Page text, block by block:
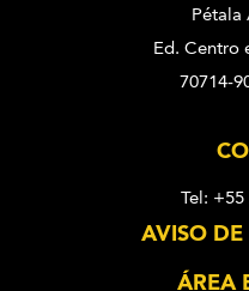
Pétala
Ed. Centro
70714-
Tel: +55
AVISO
ÁREA